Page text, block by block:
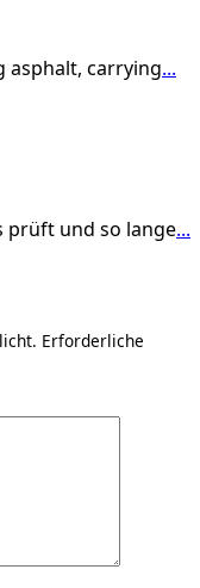
asphalt, carrying...
prüft und so lange...
Erforderliche